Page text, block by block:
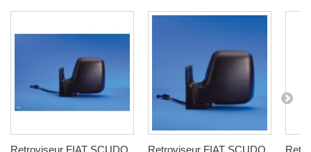
Retroviseur FIAT SCUDO
Retroviseur FIAT SCUDO